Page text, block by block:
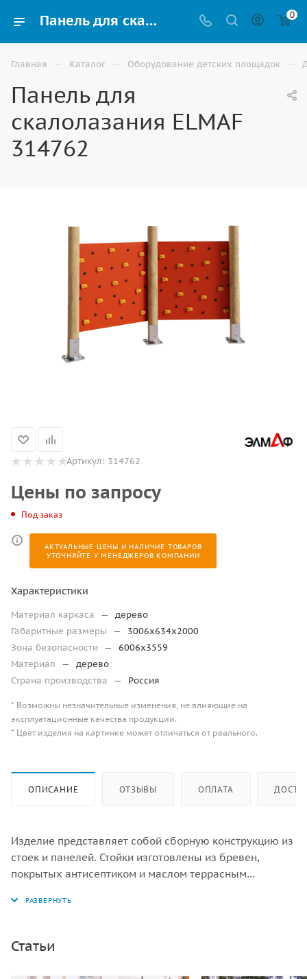
Панель для скалолазания ELMAF 314762 для детской площадки купить по доступной цене в Астрахани 0
Главная — Каталог — Оборудование детских площадок —
Панель для
скалолазания ELMAF
314762
Артикул: 314762
Цены по запросу
Под заказ
АКТУАЛЬНЫЕ ЦЕНЫ И НАЛИЧИЕ ТОВАРОВ
УТОЧНЯЙТЕ У МЕНЕДЖЕРОВ КОМПАНИИ
Характеристики
Материал каркаса —
дерево
Габаритные размеры
—
3006х634х2000
Зона безопасности
—
6006х3559
Материал
—
дерево
Страна производства
— Россия
* Возможны незначительные изменения, не влияющие на
эксплуатационные качества продукции.
* Цвет изделия на картинке может отличаться от реального.
ОПИСАНИЕ ОТЗЫВЫ ОПЛАТА
Изделие представляет собой сборную конструкцию из
стоек и панелей. Стойки изготовлены из бревен,
покрытых антисептиком и маслом террасным
изготовлены из влагостойкой фанеры/HPL. Зацепы для
Статьи